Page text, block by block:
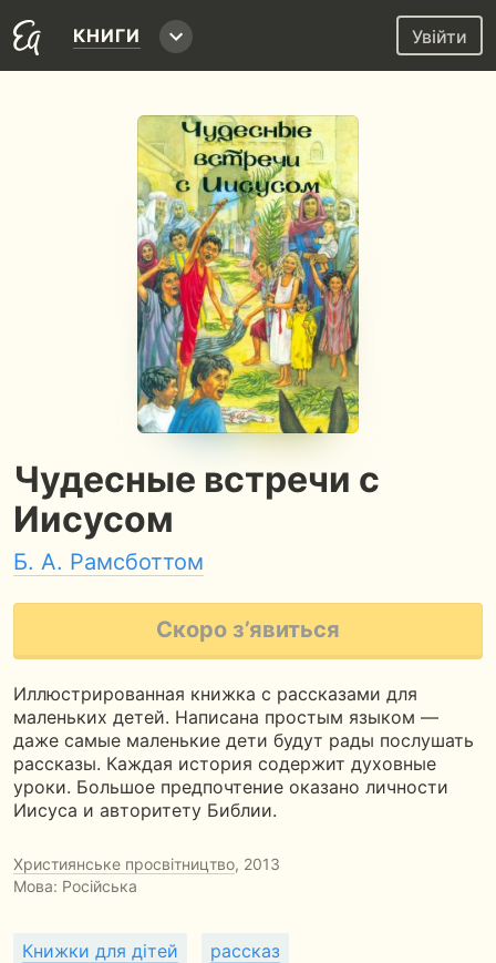
КНИГИ Увійти
Чудесные встречи с
Иисусом
Б. А. Рамсботтом
Скоро з’явиться
Иллюстрированная книжка с рассказами для
маленьких детей. Написана простым языком —
даже самые маленькие дети будут рады послушать
рассказы. Каждая история содержит духовные
уроки. Большое предпочтение оказано личности
Иисуса и авторитету Библии.
Християнське просвітництво, 2013
Мова: Російська
Книжки для дітей рассказ